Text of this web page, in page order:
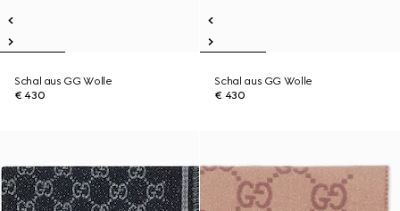
Schal aus GG Wolle
€ 430
Schal aus GG Wolle
€ 430